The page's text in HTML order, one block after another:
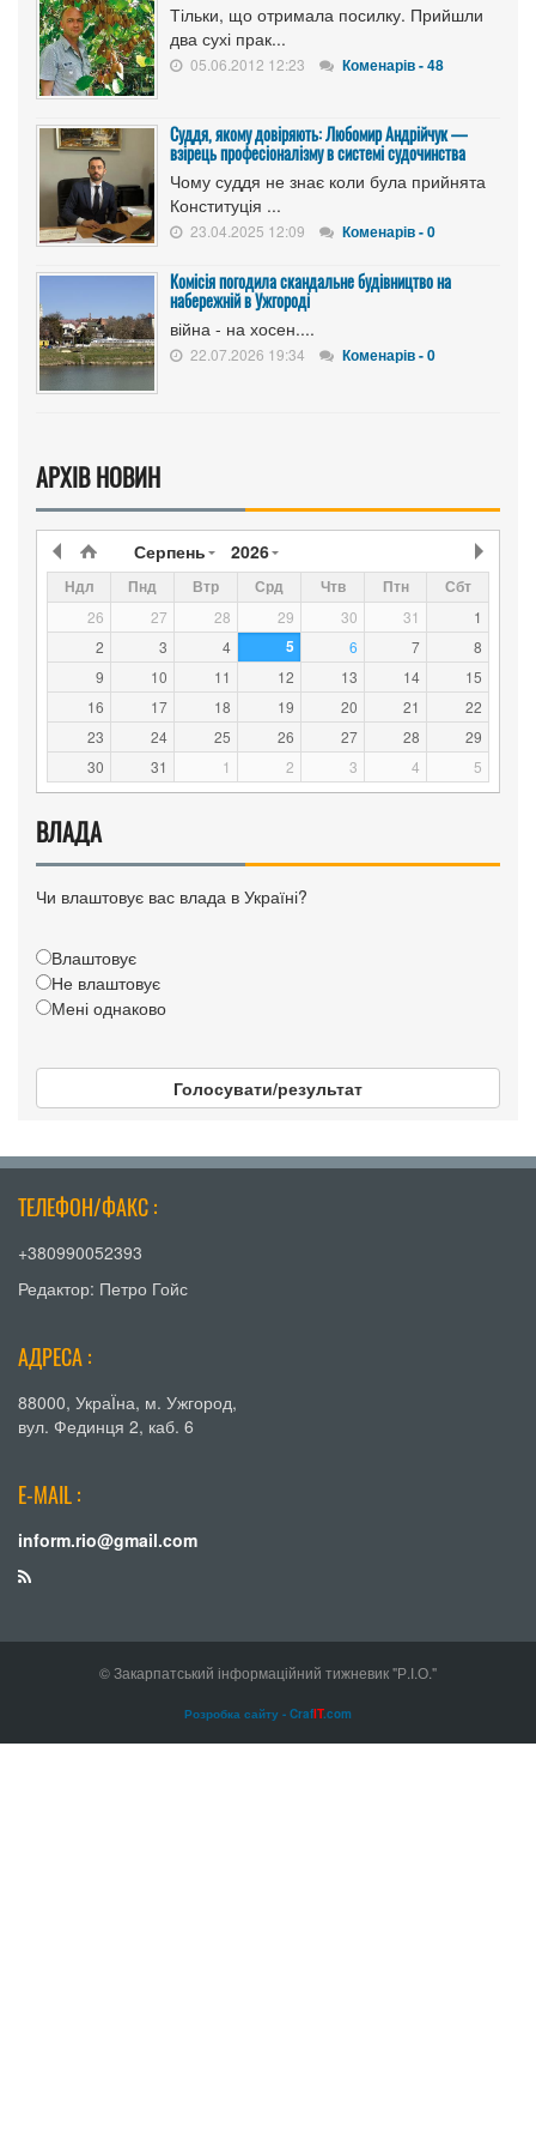
Тільки, що отримала посилку. Прийшли
два сухі прак...
05.06.2012 12:23 Коменарів - 48
Суддя, якому довіряють: Любомир Андрійчук —
взірець професіоналізму в системі судочинства
Чому суддя не знає коли була прийнята
Конституція ...
23.04.2025 12:09 Коменарів - 0
Комісія погодила скандальне будівництво на
набережній в Ужгороді
війна - на хосен....
22.07.2026 19:34 Коменарів - 0
АРХІВ НОВИН
Серпень 2026
Ндл Пнд Втр Срд Чтв Птн Сбт
26 27 28 29 30 31
1
2
3 4 5 6 7
8
9
10 11 12 13 14
15
16
17 18 19 20 21
22
23
24 25 26 27 28
29
30
31 1 2 3 4 5
ВЛАДА
Чи влаштовує вас влада в Україні?
Влаштовує
Не влаштовує
Мені однаково
Голосувати/результат
ТЕЛЕФОН/ФАКС :
+380990052393
Редактор: Петро Гойс
АДРЕСА :
88000, УкраЇна, м. Ужгород,
вул. Фединця 2, каб. 6
E-MAIL :
inform.rio@gmail.com
© Закарпатський інформаційний тижневик "Р.І.О."
Розробка сайту - CrafIT.com